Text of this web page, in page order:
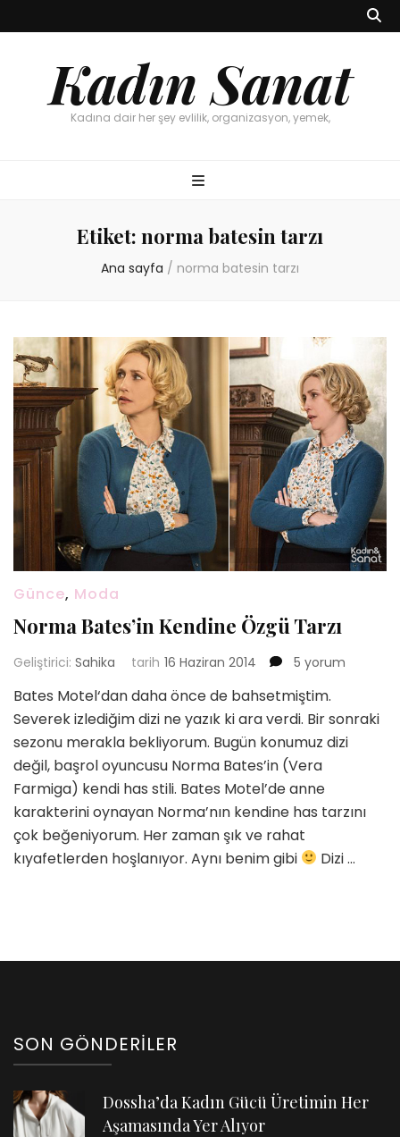
Kadın Sanat
Kadına dair her şey evlilik, organizasyon, yemek,
Etiket: norma batesin tarzı
Ana sayfa / norma batesin tarzı
Günce, Moda
Norma Bates’in Kendine Özgü Tarzı
Geliştirici: Sahika tarih 16 Haziran 2014
Norma
Kendine
Özgü
Tarzı
5 yorum
Bates Motel‘dan daha önce de bahsetmiştim.
Severek izlediğim dizi ne yazık ki ara verdi. Bir sonraki
sezonu merakla bekliyorum. Bugün konumuz dizi
değil, başrol oyuncusu Norma Bates’in (Vera
Farmiga) kendi has stili. Bates Motel’de anne
karakterini oynayan Norma’nın kendine has tarzını
çok beğeniyorum. Her zaman şık ve rahat
kıyafetlerden hoşlanıyor. Aynı benim gibi
Dizi …
SON GÖNDERILER
Dossha’da Kadın Gücü Üretimin Her
Aşamasında Yer Alıyor